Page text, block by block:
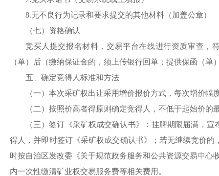
8.无不良行为记录和要求提交的其他材料（加盖公章）
（七）资格确认
竞买人提交报名材料，交易平台在线进行资质审查，
（单）后（缴纳保证金的，须上传银行回单；提供保函（
五、确定竞得人标准和方法
（一）本次采矿权出让采用增价报价方式，每次增价幅
（二）按照价高者得原则确定竞得人，不低于起始价的
（三）签订《采矿权成交确认书》：挂牌期限届满，
得人，并即时签订《采矿权成交确认书》；若无继续竞价的
时按自治区发改委《关于规范政务服务和公共资源交易中心
内一次性缴清矿业权交易服务费等相关费用。